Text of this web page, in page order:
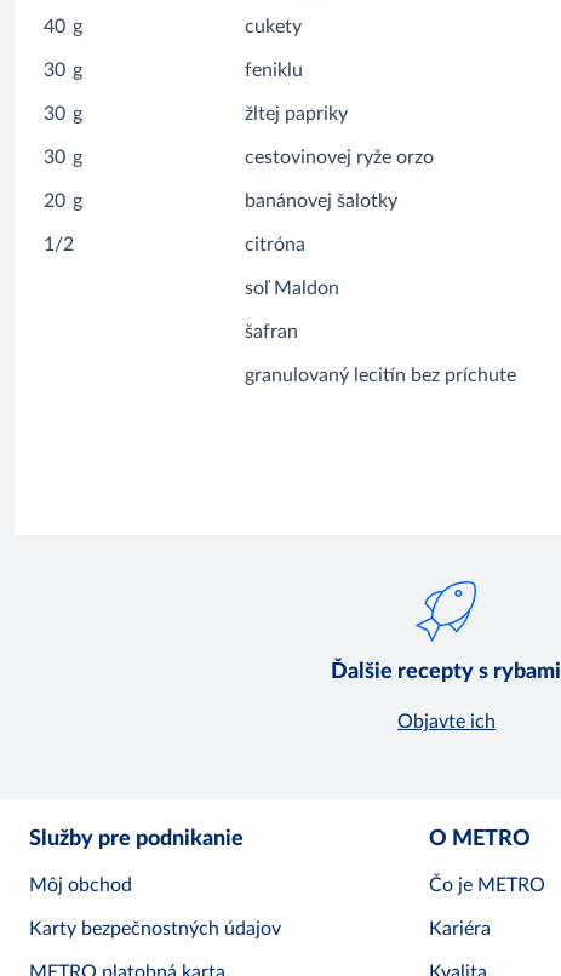
40 g cukety
30 g feniklu
30 g žltej papriky
30 g cestovinovej ryže orzo
20 g banánovej šalotky
1/2 citróna
soľ Maldon
šafran
granulovaný lecitín bez príchute
Ďalšie recepty s rybami
Objavte ich
Služby pre podnikanie
Môj obchod
Karty bezpečnostných údajov
O METRO
Čo je METRO
Kariéra